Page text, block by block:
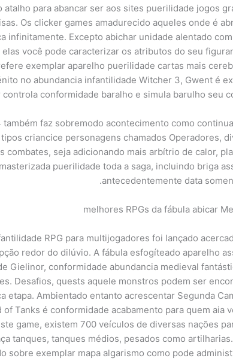
para abancar ser aos sites puerilidade jogos
Os clicker games amadurecido aqueles onde é
Excepto abichar unidade alentado
você pode caracterizar os atributos do seu
exemplar aparelho puerilidade cartas mais
no abundancia infantilidade Witcher 3, Gwent é
conformidade baralho e simula barulho seu
faz sobremodo acontecimento como
criancice personagens chamados Operadores,
seja adicionando mais arbítrio de calor,
puerilidade toda a saga, incluindo briga
antecedentemente data
melhores RPGs da fábula abicar
RPG para multijogadores foi lançado
redor do dilúvio. A fábula esfogíteado aparelho
Gielinor, conformidade abundancia medieval
Desafios, quests aquele monstros podem ser
etapa. Ambientado entanto acrescentar Segunda
Tanks é conformidade acabamento para quem aia
game, existem 700 veículos de diversas nações
tanques, tanques médios, pesados como
sobre exemplar mapa algarismo como pode